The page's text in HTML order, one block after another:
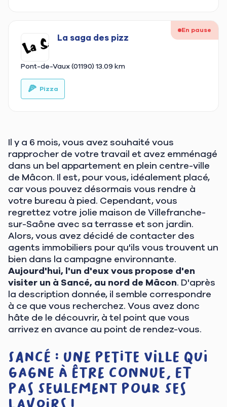
En pause
La saga des pizz
Pont-de-Vaux (01190) 13.09 km
🍕 Pizza
Il y a 6 mois, vous avez souhaité vous
rapprocher de votre travail et avez emménagé
dans un bel appartement en plein centre-ville
de Mâcon. Il est, pour vous, idéalement placé,
car vous pouvez désormais vous rendre à
votre bureau à pied. Cependant, vous
regrettez votre jolie maison de Villefranche-
sur-Saône avec sa terrasse et son jardin.
Alors, vous avez décidé de contacter des
agents immobiliers pour qu'ils vous trouvent un
bien dans la campagne environnante.
Aujourd'hui, l'un d'eux vous propose d'en
visiter un à Sancé, au nord de Mâcon. D'après
la description donnée, il semble correspondre
à ce que vous recherchez. Vous avez donc
hâte de le découvrir, à tel point que vous
arrivez en avance au point de rendez-vous.
Sancé : une petite ville qui
gagne à être connue, et
pas seulement pour ses